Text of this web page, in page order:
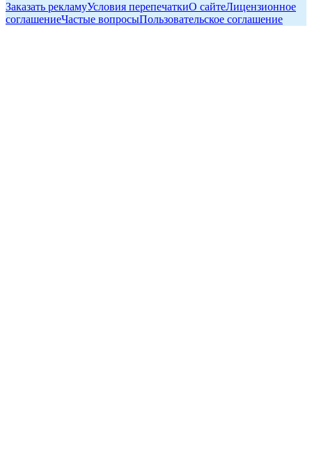
Заказать рекламуУсловия перепечаткиО сайтеЛицензионное
соглашениеЧастые вопросыПользовательское соглашение